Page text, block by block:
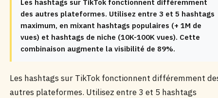
Les hashtags sur TikTok fonctionnent différemment
des autres plateformes. Utilisez entre 3 et 5 hashtags
maximum, en mixant hashtags populaires (+ 1M de
vues) et hashtags de niche (10K-100K vues). Cette
combinaison augmente la visibilité de 89%.
Les hashtags sur TikTok fonctionnent différemment
autres plateformes. Utilisez entre 3 et 5 hashtags